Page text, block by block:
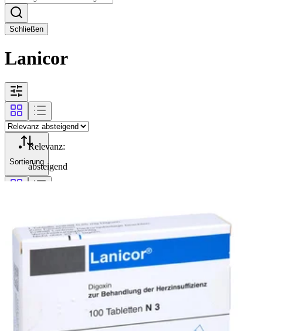
Schließen
Lanicor
Sortierung
Filterung
Relevanz:
absteigend